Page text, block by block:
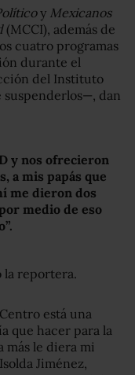
y Mexicanos
(MCCI), además de
cuatro programas
durante el
del Instituto
suspenderlos—, dan
y nos ofrecieron
a mis papás que
me dieron dos
medio de eso
la reportera.
está una
que hacer para la
más le diera mi
Jiménez,